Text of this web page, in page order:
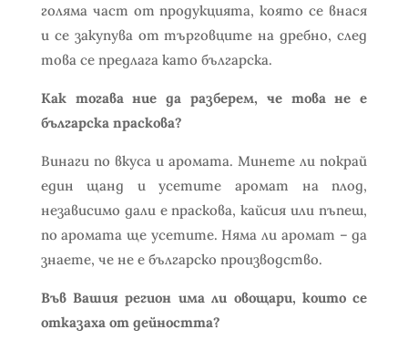
голяма част от продукцията, която се внася
и се закупува от търговците на дребно, след
това се предлага като българска.
Как тогава ние да разберем, че това не е
българска праскова?
Винаги по вкуса и аромата. Минете ли покрай
един щанд и усетите аромат на плод,
независимо дали е праскова, кайсия или пъпеш,
по аромата ще усетите. Няма ли аромат – да
знаете, че не е българско производство.
Във Вашия регион има ли овощари, които се
отказаха от дейността?